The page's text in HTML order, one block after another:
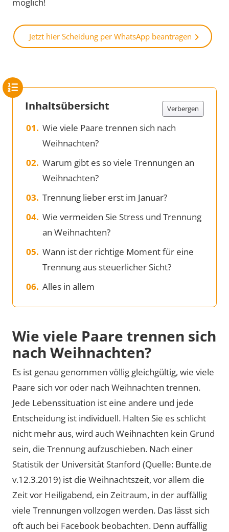
Jetzt hier Scheidung per WhatsApp beantragen
Inhaltsübersicht Verbergen
Wie viele Paare trennen sich nach
Weihnachten?
Warum gibt es so viele Trennungen an
Weihnachten?
Trennung lieber erst im Januar?
Wie vermeiden Sie Stress und Trennung
an Weihnachten?
Wann ist der richtige Moment für eine
Trennung aus steuerlicher Sicht?
Alles in allem
Wie viele Paare trennen sich
nach Weihnachten?
Es ist genau genommen völlig gleichgültig, wie viele
Paare sich vor oder nach Weihnachten trennen.
Jede Lebenssituation ist eine andere und jede
Entscheidung ist individuell. Halten Sie es schlicht
nicht mehr aus, wird auch Weihnachten kein Grund
sein, die Trennung aufzuschieben. Nach einer
Statistik der Universität Stanford (Quelle: Bunte.de
v.12.3.2019) ist die Weihnachtszeit, vor allem die
Zeit vor Heiligabend, ein Zeitraum, in der auffällig
viele Trennungen vollzogen werden. Das lässt sich
oft auch bei Facebook beobachten. Denn auffällig